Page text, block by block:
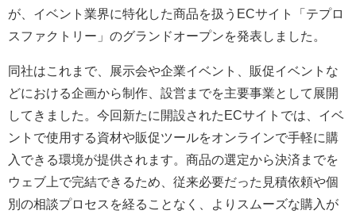
が、イベント業界に特化した商品を扱うECサイト「テプロ
スファクトリー」のグランドオープンを発表しました。
同社はこれまで、展示会や企業イベント、販促イベントな
どにおける企画から制作、設営までを主要事業として展開
してきました。今回新たに開設されたECサイトでは、イベ
ントで使用する資材や販促ツールをオンラインで手軽に購
入できる環境が提供されます。商品の選定から決済までを
ウェブ上で完結できるため、従来必要だった見積依頼や個
別の相談プロセスを経ることなく、よりスムーズな購入が